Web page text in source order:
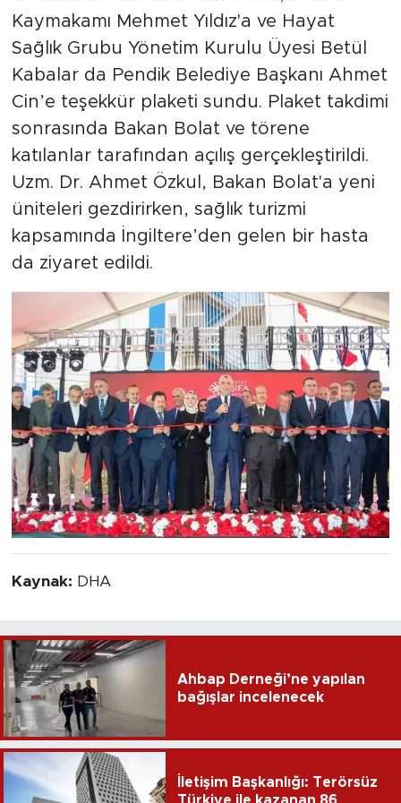
Kaymakamı Mehmet Yıldız'a ve Hayat
Sağlık Grubu Yönetim Kurulu Üyesi Betül
Kabalar da Pendik Belediye Başkanı Ahmet
Cin’e teşekkür plaketi sundu. Plaket takdimi
sonrasında Bakan Bolat ve törene
katılanlar tarafından açılış gerçekleştirildi.
Uzm. Dr. Ahmet Özkul, Bakan Bolat'a yeni
üniteleri gezdirirken, sağlık turizmi
kapsamında İngiltere’den gelen bir hasta
da ziyaret edildi.
Kaynak: DHA
Ahbap Derneği’ne yapılan
bağışlar incelenecek
İletişim Başkanlığı: Terörsüz